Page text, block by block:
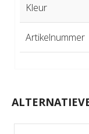
Kleur
Artikelnummer